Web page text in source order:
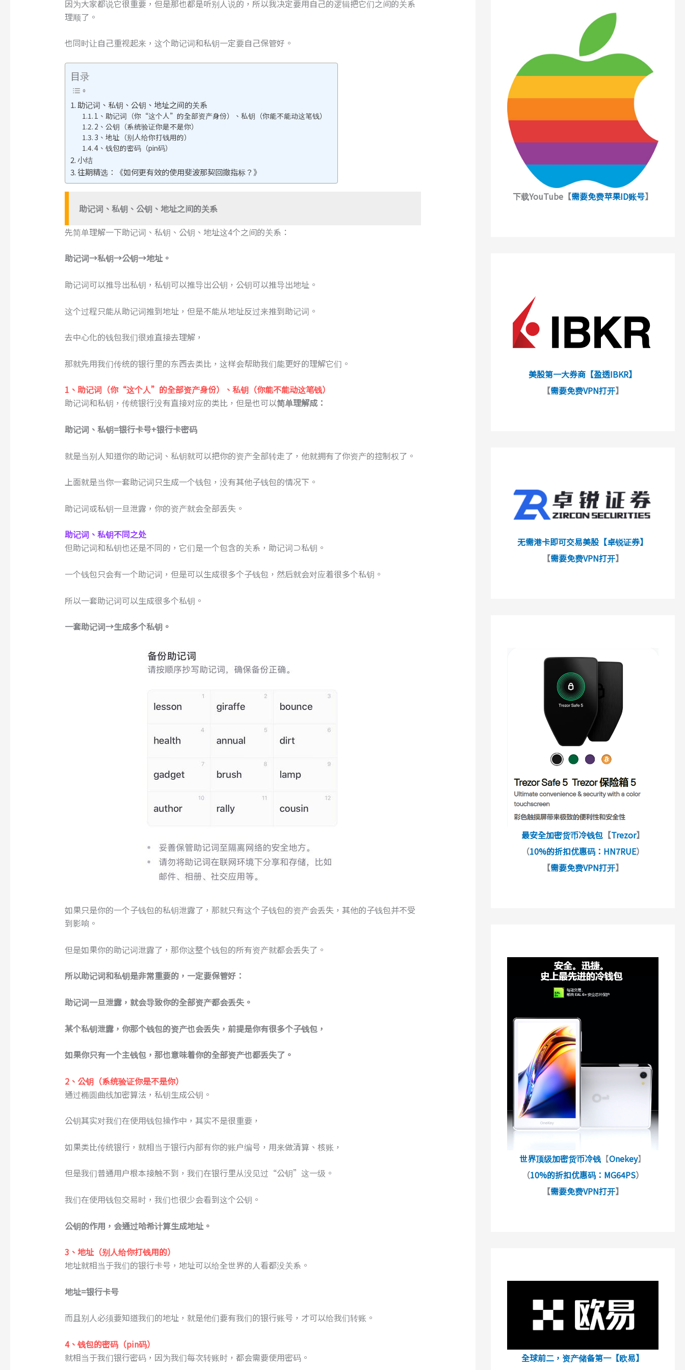
因为大家都说它很重要，但是那也都是听别人说的，所以我决定要用自己的逻辑把它们之间的关系
理顺了。
也同时让自己重视起来，这个助记词和私钥一定要自己保管好。
目录
助记词、私钥、公钥、地址之间的关系
1、助记词（你“这个人”的全部资产身份）、私钥（你能不能动这笔钱）
2、公钥（系统验证你是不是你）
3、地址（别人给你打钱用的）
4、钱包的密码（pin码）
小结
往期精选：《如何更有效的使用斐波那契回撤指标？》
助记词 、 私钥、 公钥、 地址之间的关系
先简单理解一下助记词、私钥、公钥、地址这4个之间的关系：
助记词→私钥→公钥→地址。
助记词可以推导出私钥，私钥可以推导出公钥，公钥可以推导出地址。
这个过程只能从助记词推到地址，但是不能从地址反过来推到助记词。
去中心化的钱包我们很难直接去理解，
那就先用我们传统的银行里的东西去类比，这样会帮助我们能更好的理解它们。
1 、 助记词 （你“这个人”的全部资产身份） 、 私钥（你能不能动这笔钱）
助记词和私钥，传统银行没有直接对应的类比，但是也可以简单理解成：
助记词、私钥=银行卡号+银行卡密码
就是当别人知道你的助记词、私钥就可以把你的资产全部转走了，他就拥有了你资产的控制权了。
上面就是当你一套助记词只生成一个钱包，没有其他子钱包的情况下。
助记词或私钥一旦泄露，你的资产就会全部丢失。
助记词 、 私钥不同之处
但助记词和私钥也还是不同的，它们是一个包含的关系，助记词⊃私钥。
一个钱包只会有一个助记词，但是可以生成很多个子钱包，然后就会对应着很多个私钥。
所以一套助记词可以生成很多个私钥。
一套助记词→生成多个私钥。
如果只是你的一个子钱包的私钥泄露了，那就只有这个子钱包的资产会丢失，其他的子钱包并不受
到影响。
但是如果你的助记词泄露了，那你这整个钱包的所有资产就都会丢失了。
所以助记词和私钥是非常重要的，一定要保管好：
助记词一旦泄露，就会导致你的全部资产都会丢失。
某个私钥泄露， 你那个钱包的资产也会丢失， 前提是你有很多个子钱包，
如果你只有一个主钱包， 那也意味着你的全部资产也都丢失了。
2、公钥（系统验证你是不是你）
通过椭圆曲线加密算法，私钥生成公钥。
公钥其实对我们在使用钱包操作中，其实不是很重要，
如果类比传统银行，就相当于银行内部有你的账户编号，用来做清算、核账，
但是我们普通用户根本接触不到，我们在银行里从没见过“公钥”这一级。
我们在使用钱包交易时，我们也很少会看到这个公钥。
公钥的作用，会通过哈希计算生成地址。
3、地址（别人给你打钱用的）
地址就相当于我们的银行卡号，地址可以给全世界的人看都没关系。
地址=银行卡号
而且别人必须要知道我们的地址，就是他们要有我们的银行账号，才可以给我们转账。
4、钱包的密码（pin码）
就相当于我们银行密码，因为我们每次转账时，都会需要使用密码。
下载YouTube【需要免费苹果ID账号】
美股第一大券商【盈透IBKR】
【需要免费VPN打开】
无需港卡即可交易美股【卓锐证券】
【需要免费VPN打开】
最安全加密货币冷钱包【Trezor】
（10%的折扣优惠码：HN7RUE）
【需要免费VPN打开】
世界顶级加密货币冷钱 【Onekey】
（10%的折扣优惠码：MG64PS）
【需要免费VPN打开】
全球前二，资产储备第一【欧易】